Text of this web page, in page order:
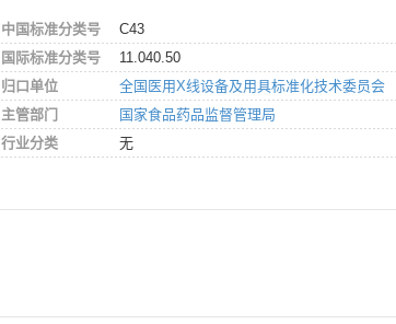
中国标准分类号
C43
国际标准分类号
11.040.50
归口单位
全国医用X线设备及用具标准化技术委员会
主管部门
国家食品药品监督管理局
行业分类
无